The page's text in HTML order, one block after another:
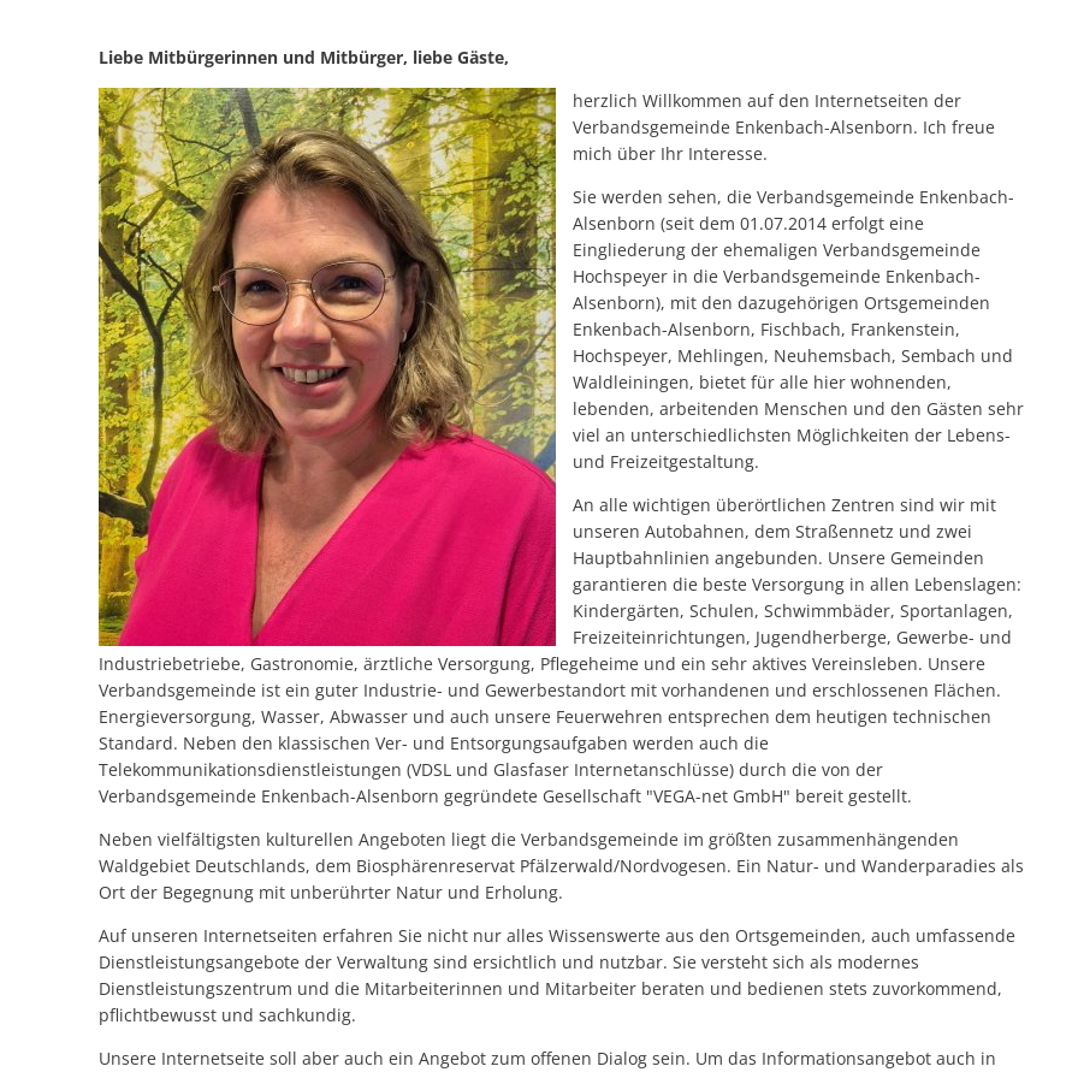
Liebe Mitbürgerinnen und Mitbürger, liebe Gäste,
herzlich Willkommen auf den Internetseiten der
Verbandsgemeinde Enkenbach-Alsenborn. Ich freue
mich über Ihr Interesse.
Sie werden sehen, die Verbandsgemeinde Enkenbach-
Alsenborn (seit dem 01.07.2014 erfolgt eine
Eingliederung der ehemaligen Verbandsgemeinde
Hochspeyer in die Verbandsgemeinde Enkenbach-
Alsenborn), mit den dazugehörigen Ortsgemeinden
Enkenbach-Alsenborn, Fischbach, Frankenstein,
Hochspeyer, Mehlingen, Neuhemsbach, Sembach und
Waldleiningen, bietet für alle hier wohnenden,
lebenden, arbeitenden Menschen und den Gästen sehr
viel an unterschiedlichsten Möglichkeiten der Lebens-
und Freizeitgestaltung.
An alle wichtigen überörtlichen Zentren sind wir mit
unseren Autobahnen, dem Straßennetz und zwei
Hauptbahnlinien angebunden. Unsere Gemeinden
garantieren die beste Versorgung in allen Lebenslagen:
Kindergärten, Schulen, Schwimmbäder, Sportanlagen,
Freizeiteinrichtungen, Jugendherberge, Gewerbe- und
Industriebetriebe, Gastronomie, ärztliche Versorgung, Pflegeheime und ein sehr aktives Vereinsleben. Unsere
Verbandsgemeinde ist ein guter Industrie- und Gewerbestandort mit vorhandenen und erschlossenen Flächen.
Energieversorgung, Wasser, Abwasser und auch unsere Feuerwehren entsprechen dem heutigen technischen
Standard. Neben den klassischen Ver- und Entsorgungsaufgaben werden auch die
Telekommunikationsdienstleistungen (VDSL und Glasfaser Internetanschlüsse) durch die von der
Verbandsgemeinde Enkenbach-Alsenborn gegründete Gesellschaft "VEGA-net GmbH" bereit gestellt.
Neben vielfältigsten kulturellen Angeboten liegt die Verbandsgemeinde im größten zusammenhängenden
Waldgebiet Deutschlands, dem Biosphärenreservat Pfälzerwald/Nordvogesen. Ein Natur- und Wanderparadies als
Ort der Begegnung mit unberührter Natur und Erholung.
Auf unseren Internetseiten erfahren Sie nicht nur alles Wissenswerte aus den Ortsgemeinden, auch umfassende
Dienstleistungsangebote der Verwaltung sind ersichtlich und nutzbar. Sie versteht sich als modernes
Dienstleistungszentrum und die Mitarbeiterinnen und Mitarbeiter beraten und bedienen stets zuvorkommend,
pflichtbewusst und sachkundig.
Unsere Internetseite soll aber auch ein Angebot zum offenen Dialog sein. Um das Informationsangebot auch in